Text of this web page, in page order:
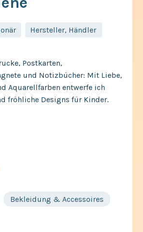
Hersteller, Händler,
Postkarten,
und Notizbücher: Mit Liebe,
Aquarellfarben entwerfe ich
fröhliche Designs für Kinder.
Bekleidung & Accessoires